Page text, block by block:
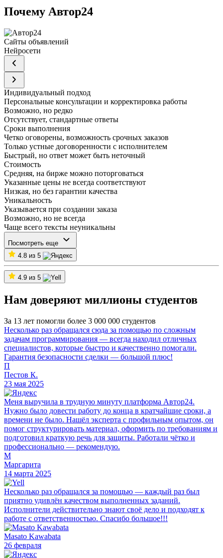
Почему Автор24
Сайты объявлений
Нейросети
Индивидуальный подход
Персональные консультации и корректировка работы
Возможно, но редко
Отсутствует, стандартные ответы
Сроки выполнения
Четко оговорены, возможность срочных заказов
Только устные договоренности с исполнителем
Быстрый, но ответ может быть неточный
Стоимость
Средняя, на бирже можно поторговаться
Указанные цены не всегда соответствуют
Низкая, но без гарантии качества
Уникальность
Указывается при создании заказа
Возможно, но не всегда
Чаще всего тексты неуникальны
Посмотреть еще
4.8 из 5
4.9 из 5
Нам доверяют миллионы студентов
За 13 лет помогли более 3 000 000 студентов
Несколько раз обращался сюда за помощью по сложным
задачам программирования — всегда находил отличных
специалистов, которые быстро и качественно помогали.
Гарантия безопасности сделки — большой плюс!
П
Пестов К.
23 мая 2025
Меня выручила в трудную минуту платформа Автор24.
Нужно было довести работу до конца в кратчайшие сроки, а
времени не было. Нашёл эксперта с профильным опытом, он
помог структурировать материал, оформить по требованиям и
подготовил краткую речь для защиты. Работали чётко и
профессионально — рекомендую.
М
Маргарита
14 марта 2025
Несколько раз обращался за помощью — каждый раз был
приятно удивлён качеством выполненных заданий.
Исполнители действительно знают своё дело и подходят к
работе с ответственностью. Спасибо большое!!!
Masato Kawabata
26 февраля